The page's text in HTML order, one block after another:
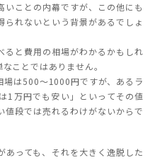
ことの内幕ですが、この他にも
れないという背景があるでしょ
ると費用の相場がわかるかもしれ
ことではありません。
場は500～1000円ですが、あるラ
1万円でも安い」といってその値
段では売れるわけがないからで
あっても、それを大きく逸脱した